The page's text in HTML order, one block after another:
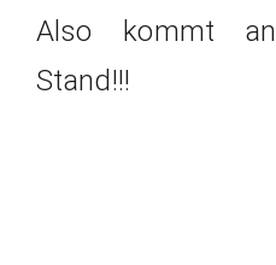
Also kommt
Stand!!!